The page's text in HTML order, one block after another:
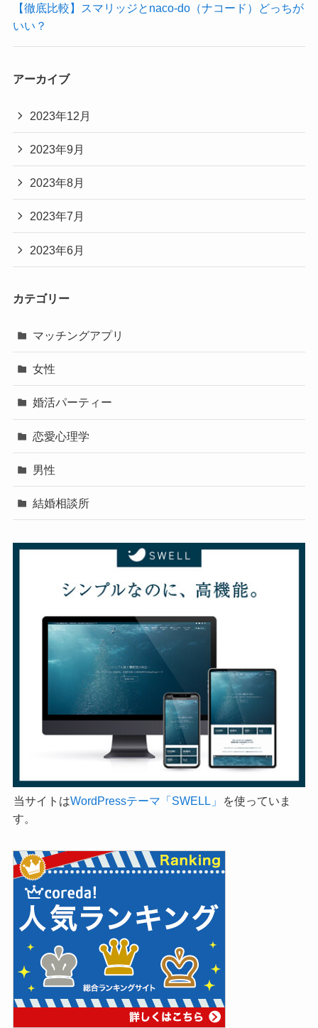
【徹底比較】スマリッジとnaco-do（ナコード）どっちが
いい？
アーカイブ
2023年12月
2023年9月
2023年8月
2023年7月
2023年6月
カテゴリー
マッチングアプリ
女性
婚活パーティー
恋愛心理学
男性
結婚相談所
当サイトはWordPressテーマ「SWELL」
を使っていま
す。